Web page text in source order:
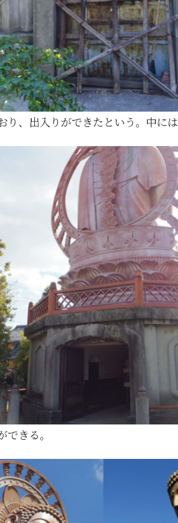
り、出入りができたという。中に
きる。